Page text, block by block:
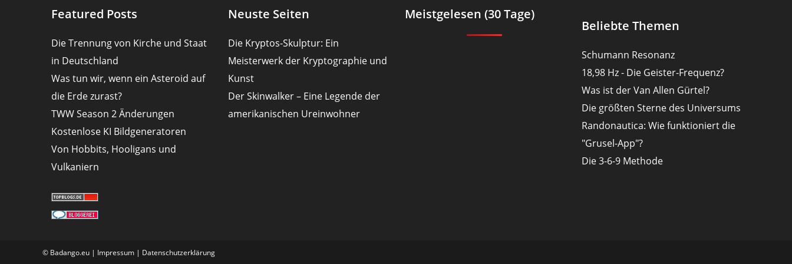
Featured Posts
Die Trennung von Kirche und Staat
in Deutschland
Was tun wir, wenn ein Asteroid auf
die Erde zurast?
TWW Season 2 Änderungen
Kostenlose KI Bildgeneratoren
Von Hobbits, Hooligans und
Vulkaniern
Neuste Seiten
Die Kryptos-Skulptur: Ein
Meisterwerk der Kryptographie und
Kunst
Der Skinwalker – Eine Legende der
amerikanischen Ureinwohner
Meistgelesen (30 Tage)
Beliebte Themen
Schumann Resonanz
18,98 Hz - Die Geister-Frequenz?
Was ist der Van Allen Gürtel?
Die größten Sterne des Universums
Randonautica: Wie funktioniert die
"Grusel-App"?
Die 3-6-9 Methode
© Badango.eu | Impressum | Datenschutzerklärung